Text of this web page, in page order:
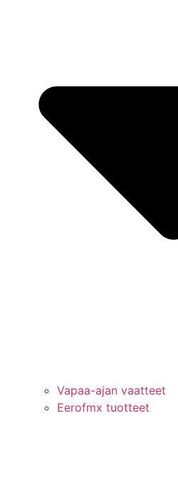
Vapaa-ajan vaatteet
Eerofmx tuotteet